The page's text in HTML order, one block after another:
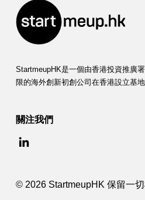
y
w
t
h
J
a
y
e
StartmeupHK是一個由香港投資推廣
限的海外創新初創公司在香港設立基地
關注我們
© 2026 StartmeupHK 保留一切